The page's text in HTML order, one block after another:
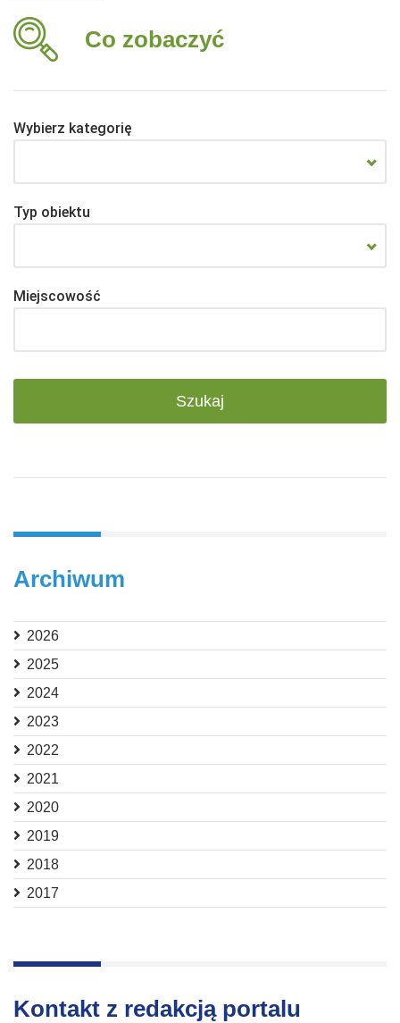
Co zobaczyć
Wybierz kategorię
Typ obiektu
Miejscowość
Archiwum
2026
2025
2024
2023
2022
2021
2020
2019
2018
2017
Kontakt z redakcją portalu